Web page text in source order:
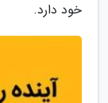
خود دارد.